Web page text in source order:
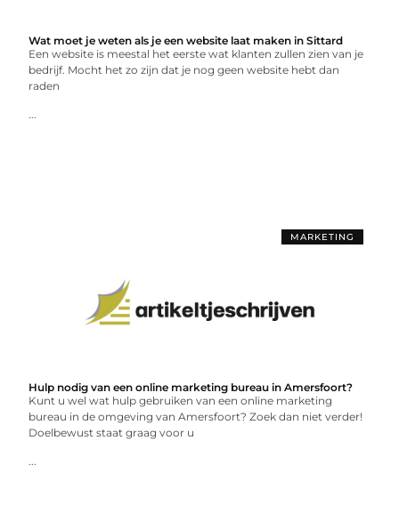
Wat moet je weten als je een website laat maken in Sittard
Een website is meestal het eerste wat klanten zullen zien van je
bedrijf. Mocht het zo zijn dat je nog geen website hebt dan
raden
...
MARKETING
Hulp nodig van een online marketing bureau in Amersfoort?
Kunt u wel wat hulp gebruiken van een online marketing
bureau in de omgeving van Amersfoort? Zoek dan niet verder!
Doelbewust staat graag voor u
...